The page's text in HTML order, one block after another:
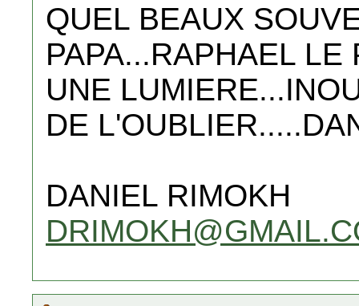
QUEL BEAUX
PAPA...RAPHAEL LE
UNE
DE
DANIEL RIMOKH